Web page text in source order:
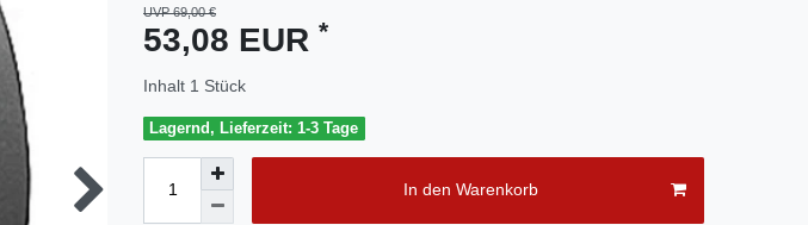
UVP 69,00 €
53,08 EUR *
Inhalt 1 Stück
Lagernd, Lieferzeit: 1-3 Tage
In den Warenkorb